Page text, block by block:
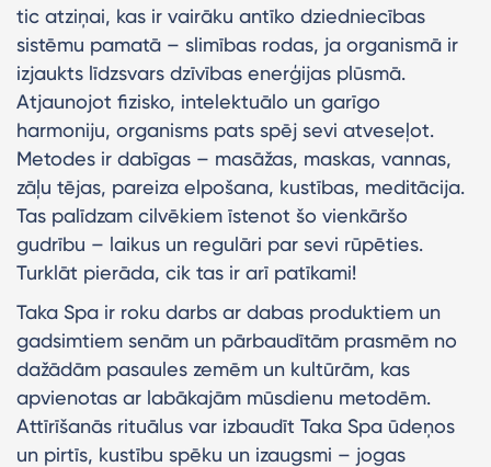
tic atziņai, kas ir vairāku antīko dziedniecības
sistēmu pamatā – slimības rodas, ja organismā ir
izjaukts līdzsvars dzīvības enerģijas plūsmā.
Atjaunojot fizisko, intelektuālo un garīgo
harmoniju, organisms pats spēj sevi atveseļot.
Metodes ir dabīgas – masāžas, maskas, vannas,
zāļu tējas, pareiza elpošana, kustības, meditācija.
Tas palīdzam cilvēkiem īstenot šo vienkāršo
gudrību – laikus un regulāri par sevi rūpēties.
Turklāt pierāda, cik tas ir arī patīkami!
Taka Spa ir roku darbs ar dabas produktiem un
gadsimtiem senām un pārbaudītām prasmēm no
dažādām pasaules zemēm un kultūrām, kas
apvienotas ar labākajām mūsdienu metodēm.
Attīrīšanās rituālus var izbaudīt Taka Spa ūdeņos
un pirtīs, kustību spēku un izaugsmi – jogas